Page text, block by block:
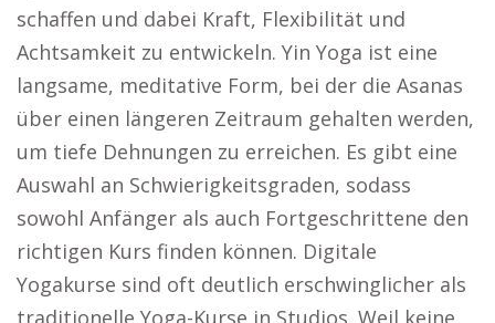
schaffen und dabei Kraft, Flexibilität und
Achtsamkeit zu entwickeln. Yin Yoga ist eine
langsame, meditative Form, bei der die Asanas
über einen längeren Zeitraum gehalten werden,
um tiefe Dehnungen zu erreichen. Es gibt eine
Auswahl an Schwierigkeitsgraden, sodass
sowohl Anfänger als auch Fortgeschrittene den
richtigen Kurs finden können. Digitale
Yogakurse sind oft deutlich erschwinglicher als
traditionelle Yoga-Kurse in Studios. Weil keine